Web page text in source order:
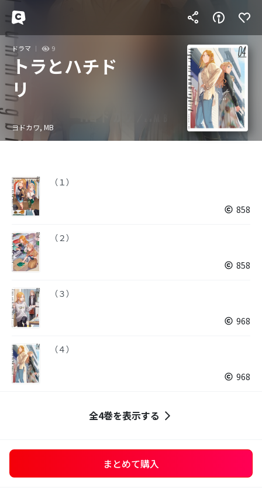
ドラマ 9
トラとハチド
リ
ヨドカワ, MB
（１）
858
（２）
858
（３）
968
（４）
968
全4巻を表示する
まとめて購入